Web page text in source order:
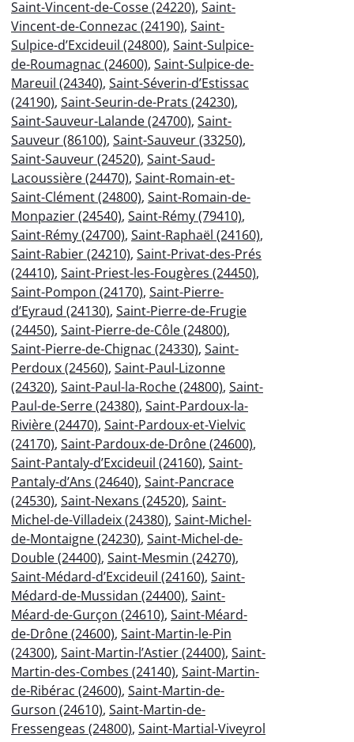
Saint-Vincent-de-Cosse (24220), Saint-
Vincent-de-Connezac (24190), Saint-
Sulpice-d’Excideuil (24800), Saint-Sulpice-
de-Roumagnac (24600), Saint-Sulpice-de-
Mareuil (24340), Saint-Séverin-d’Estissac
(24190), Saint-Seurin-de-Prats (24230),
Saint-Sauveur-Lalande (24700), Saint-
Sauveur (86100), Saint-Sauveur (33250),
Saint-Sauveur (24520), Saint-Saud-
Lacoussière (24470), Saint-Romain-et-
Saint-Clément (24800), Saint-Romain-de-
Monpazier (24540), Saint-Rémy (79410),
Saint-Rémy (24700), Saint-Raphaël (24160),
Saint-Rabier (24210), Saint-Privat-des-Prés
(24410), Saint-Priest-les-Fougères (24450),
Saint-Pompon (24170), Saint-Pierre-
d’Eyraud (24130), Saint-Pierre-de-Frugie
(24450), Saint-Pierre-de-Côle (24800),
Saint-Pierre-de-Chignac (24330), Saint-
Perdoux (24560), Saint-Paul-Lizonne
(24320), Saint-Paul-la-Roche (24800), Saint-
Paul-de-Serre (24380), Saint-Pardoux-la-
Rivière (24470), Saint-Pardoux-et-Vielvic
(24170), Saint-Pardoux-de-Drône (24600),
Saint-Pantaly-d’Excideuil (24160), Saint-
Pantaly-d’Ans (24640), Saint-Pancrace
(24530), Saint-Nexans (24520), Saint-
Michel-de-Villadeix (24380), Saint-Michel-
de-Montaigne (24230), Saint-Michel-de-
Double (24400), Saint-Mesmin (24270),
Saint-Médard-d’Excideuil (24160), Saint-
Médard-de-Mussidan (24400), Saint-
Méard-de-Gurçon (24610), Saint-Méard-
de-Drône (24600), Saint-Martin-le-Pin
(24300), Saint-Martin-l’Astier (24400), Saint-
Martin-des-Combes (24140), Saint-Martin-
de-Ribérac (24600), Saint-Martin-de-
Gurson (24610), Saint-Martin-de-
Fressengeas (24800), Saint-Martial-Viveyrol